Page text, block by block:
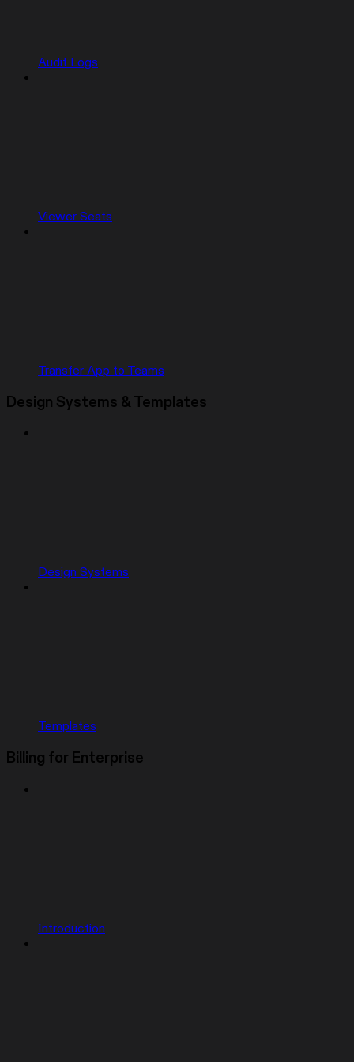
Audit Logs
Viewer Seats
Transfer App to Teams
Design Systems & Templates
Design Systems
Templates
Billing for Enterprise
Introduction